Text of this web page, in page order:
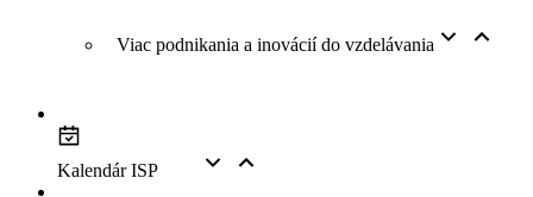
Viac podnikania a inovácií do vzdelávania
Kalendár ISP